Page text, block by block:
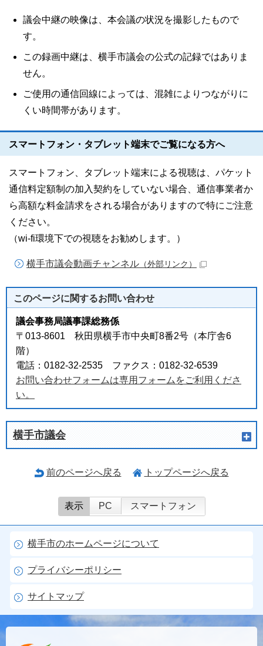
議会中継の映像は、本会議の状況を撮影したもので
す。
この録画中継は、横手市議会の公式の記録ではありま
せん。
ご使用の通信回線によっては、混雑によりつながりに
くい時間帯があります。
スマートフォン・タブレット端末でご覧になる方へ
スマートフォン、タブレット端末による視聴は、パケット
通信料定額制の加入契約をしていない場合、通信事業者か
ら高額な料金請求をされる場合がありますので特にご注意
ください。
（wi-fi環境下での視聴をお勧めします。）
横手市議会動画チャンネル （外部リンク）
このページに関するお問い合わせ
議会事務局議事課総務係
〒013-8601 秋田県横手市中央町8番2号（本庁舎6
階）
電話：0182-32-2535 ファクス：0182-32-6539
お問い合わせフォームは専用フォームをご利用くださ
い。
横手市議会
前のページへ戻る トップページへ戻る
表示 PC スマートフォン
横手市のホームページについて
プライバシーポリシー
サイトマップ